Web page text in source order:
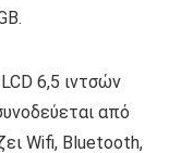
6,5 ιντσών
από
Wifi, Bluetooth,